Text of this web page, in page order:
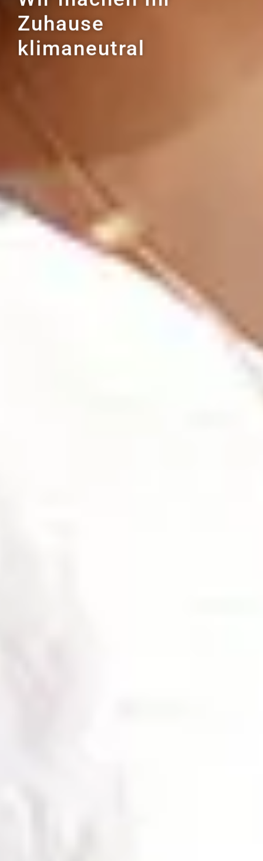
Zuhause
klimaneutral